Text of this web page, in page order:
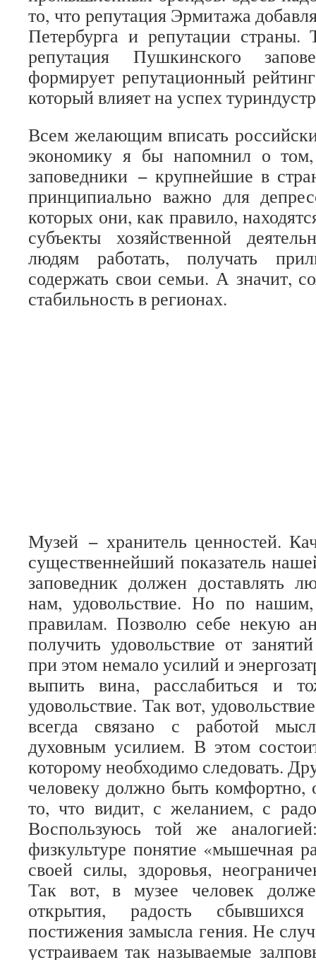
то, что репутация Эрмитажа
Петербурга и репутации
репутация Пушкинского
формирует репутационный
который влияет на успех
Всем желающим вписать
экономику я бы напомнил о
заповедники − крупнейшие в
принципиально важно для
которых они, как правило,
субъекты хозяйственной
людям работать, получать
содержать свои семьи. А значит,
стабильность в регионах.
Музей − хранитель ценностей.
существеннейший показатель
заповедник должен доставлять
нам, удовольствие. Но по
правилам. Позволю себе некую
получить удовольствие от
при этом немало усилий и
выпить вина, расслабиться и
удовольствие. Так вот,
всегда связано с работой
духовным усилием. В этом
которому необходимо следовать.
человеку должно быть комфортно,
то, что видит, с желанием, с
Воспользуюсь той же
физкультуре понятие «мышечная
своей силы, здоровья,
Так вот, в музее человек
открытия, радость
постижения замысла гения. Не
устраиваем так называемые